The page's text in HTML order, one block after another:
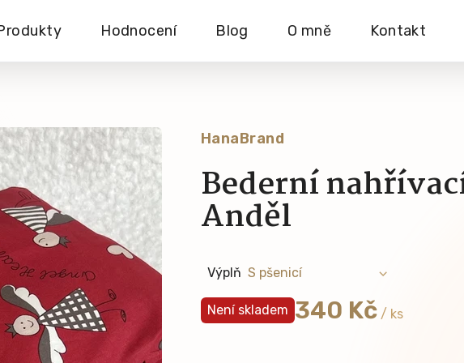
Hodnocení Blog O mně Kontakt
Bederní
Anděl
HanaBrand
Výplň
Není skladem 340 Kč / ks